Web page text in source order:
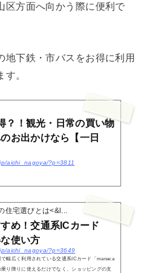
区方面へ向かう際に便利で
地下鉄・市バスをお得に利用
。
？！観光・日常の買い物
お出かけなら【一日
aichi_nagoya/?p=3811
住宅選びとは<&l...
め！交通系ICカード
使い方
aichi_nagoya/?p=3649
幅広く利用されている交通系ICカード「manaca
り降りに使えるだけでなく、ショッピングの支